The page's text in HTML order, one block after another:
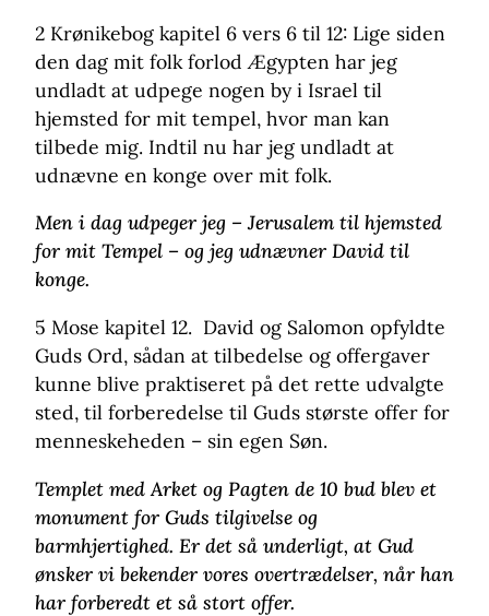
2 Krønikebog kapitel 6 vers 6 til 12: Lige siden
den dag mit folk forlod Ægypten har jeg
undladt at udpege nogen by i Israel til
hjemsted for mit tempel, hvor man kan
tilbede mig. Indtil nu har jeg undladt at
udnævne en konge over mit folk.
Men i dag udpeger jeg – Jerusalem til hjemsted
for mit Tempel – og jeg udnævner David til
konge.
5 Mose kapitel 12. David og Salomon opfyldte
Guds Ord, sådan at tilbedelse og offergaver
kunne blive praktiseret på det rette udvalgte
sted, til forberedelse til Guds største offer for
menneskeheden – sin egen Søn.
Templet med Arket og Pagten de 10 bud blev et
monument for Guds tilgivelse og
barmhjertighed. Er det så underligt, at Gud
ønsker vi bekender vores overtrædelser, når han
har forberedt et så stort offer.